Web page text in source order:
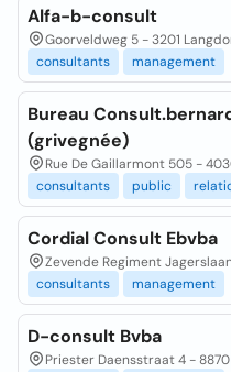
Alfa-b-consult
Goorveldweg 5 - 3201
consultants
management
Bureau
(grivegnée)
Rue De Gaillarmont 505 -
consultants
public
Cordial Consult Ebvba
Zevende Regiment
consultants
management
D-consult Bvba
Priester Daensstraat 4 -